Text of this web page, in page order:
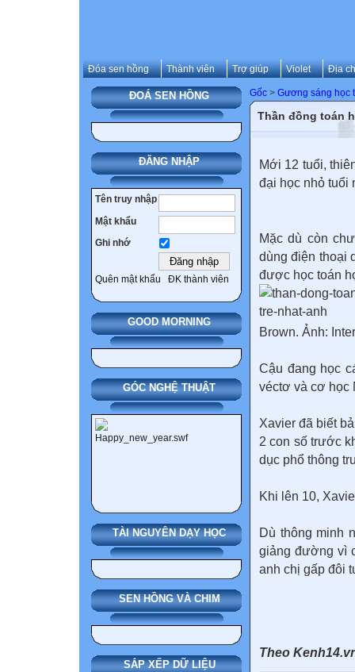
Đóa sen hồng Thành viên Trợ giúp Violet Địa
ĐOÁ SEN HỒNG
ĐĂNG NHẬP
Tên truy nhập
Mật khẩu
Ghi nhớ
Quên mật khẩu ĐK thành viên
GOOD MORNING
GÓC NGHỆ THUẬT
TÀI NGUYÊN DẠY HỌC
SEN HỒNG VÀ CHIM
SẮP XẾP DỮ LIỆU
Gốc > Gương sáng học
Thần đồng toán
Mới 12 tuổi,
đại học nhỏ tuổi
Mặc dù còn
dùng điện thoại
được học toán
Brown. Ảnh:
Cậu đang học
véctơ và cơ học
Xavier đã biết
2 con số trước
dục phổ thông
Khi lên 10,
Dù thông minh
giảng đường vì
anh chị gấp đôi
Theo